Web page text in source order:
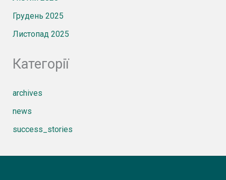
Грудень 2025
Листопад 2025
Категорії
archives
news
success_stories